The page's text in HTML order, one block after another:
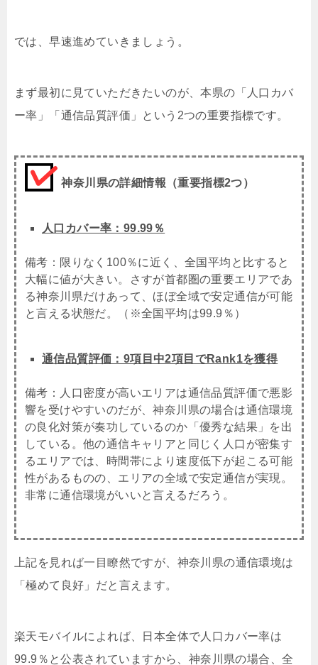
では、早速進めていきましょう。
まず最初に見ていただきたいのが、本県の「人口カバ
ー率」「通信品質評価」という2つの重要指標です。
神奈川県の詳細情報（重要指標2つ）
人口カバー率：99.99％
備考：限りなく100％に近く、全国平均と比すると
大幅に値が大きい。さすが首都圏の重要エリアであ
る神奈川県だけあって、ほぼ全域で安定通信が可能
と言える状態だ。（※全国平均は99.9％）
通信品質評価：9項目中2項目でRank1を獲得
備考：人口密度が高いエリアは通信品質評価で悪影
響を受けやすいのだが、神奈川県の場合は通信環境
の良化対策が奏功しているのか「優秀な結果」を出
している。他の通信キャリアと同じく人口が密集す
るエリアでは、時間帯により速度低下が起こる可能
性があるものの、エリアの全域で安定通信が実現。
非常に通信環境がいいと言えるだろう。
上記を見れば一目瞭然ですが、神奈川県の通信環境は
「極めて良好」だと言えます。
楽天モバイルによれば、日本全体で人口カバー率は
99.9％と公表されていますから、神奈川県の場合、全